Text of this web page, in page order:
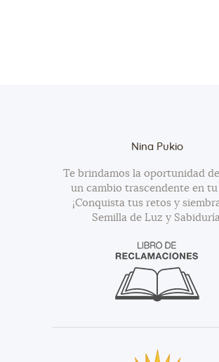
Nina Pukio
Te brindamos la oportunidad
un cambio trascendente en tu
¡Conquista tus retos y
Semilla de Luz y